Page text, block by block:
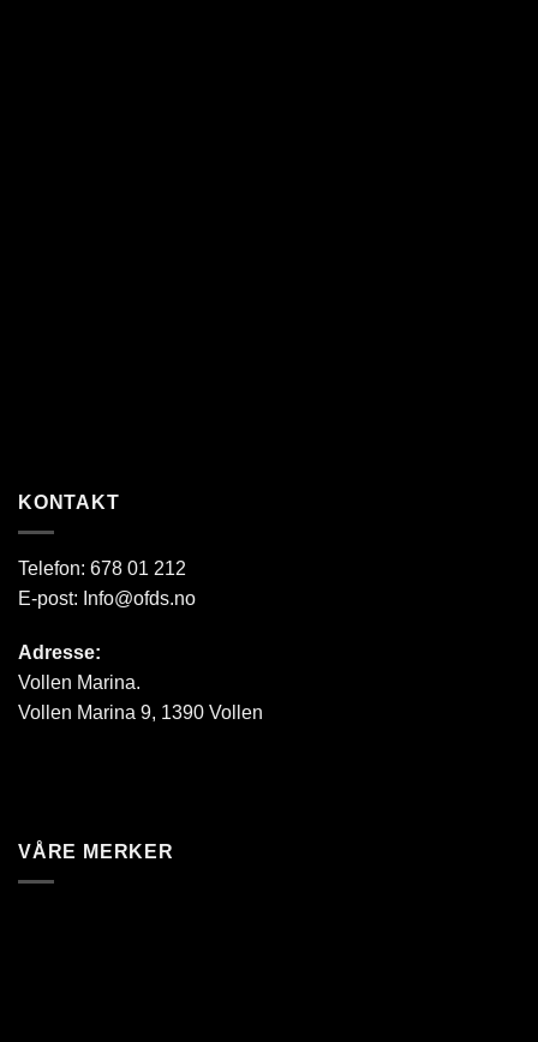
KONTAKT
Telefon: 678 01 212
E-post: Info@ofds.no
Adresse:
Vollen Marina.
Vollen Marina 9, 1390 Vollen
VÅRE MERKER